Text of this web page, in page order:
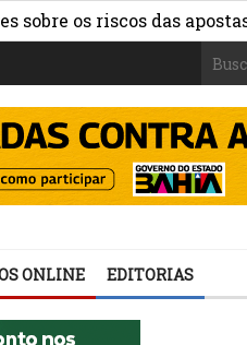
riscos das apostas on-line
ONLINE EDITORIAS